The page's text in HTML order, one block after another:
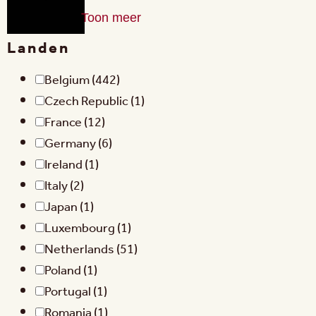
Toon meer
Landen
Belgium(442)
Czech Republic(1)
France(12)
Germany(6)
Ireland(1)
Italy(2)
Japan(1)
Luxembourg(1)
Netherlands(51)
Poland(1)
Portugal(1)